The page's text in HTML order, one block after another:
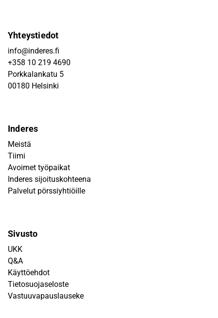
Yhteystiedot
info@inderes.fi
+358 10 219 4690
Porkkalankatu 5
00180 Helsinki
Inderes
Meistä
Tiimi
Avoimet työpaikat
Inderes sijoituskohteena
Palvelut pörssiyhtiöille
Sivusto
UKK
Q&A
Käyttöehdot
Tietosuojaseloste
Vastuuvapauslauseke